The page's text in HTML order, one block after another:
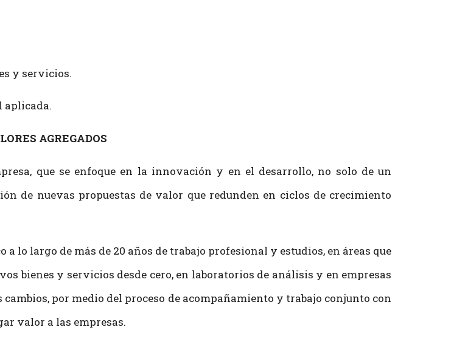
y servicios.
aplicada.
AGREGADOS
que se enfoque en la innovación y en el desarrollo, no solo de un
de nuevas propuestas de valor que redunden en ciclos de crecimiento
lo largo de más de 20 años de trabajo profesional y estudios, en áreas que
bienes y servicios desde cero, en laboratorios de análisis y en empresas
por medio del proceso de acompañamiento y trabajo conjunto con
valor a las empresas.